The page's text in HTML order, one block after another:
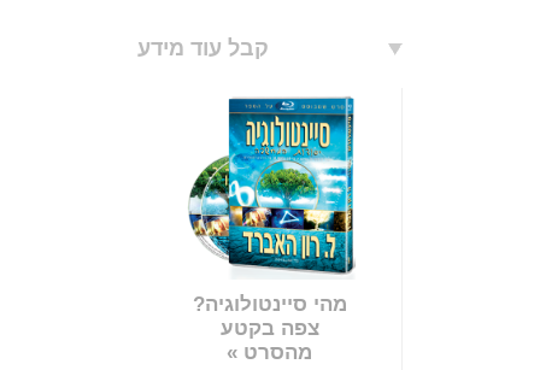
קבל עוד מידע
מהי סיינטולוגיה?
צפה בקטע
מהסרט »